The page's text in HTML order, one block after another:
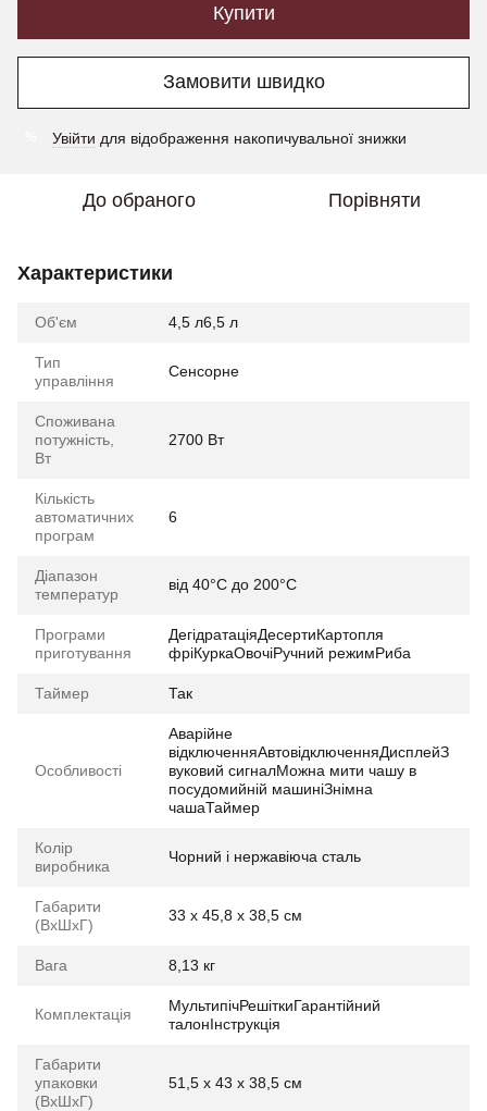
Купити
Замовити швидко
Увійти для відображення накопичувальної знижки
До обраного Порівняти
Характеристики
Об'єм 4,5 л6,5 л
Тип
управління
Сенсорне
Споживана
потужність,
Вт
2700 Вт
Кількість
автоматичних
програм
6
Діапазон
температур
від 40°С до 200°С
Програми
приготування
ДегідратаціяДесертиКартопля
фріКуркаОвочіРучний режимРиба
Таймер Так
Особливості
Аварійне
відключенняАвтовідключенняДисплейЗ
вуковий сигналМожна мити чашу в
посудомийній машиніЗнімна
чашаТаймер
Колір
виробника
Чорний і нержавіюча сталь
Габарити
(ВхШхГ)
33 х 45,8 х 38,5 см
Вага 8,13 кг
Комплектація
МультипічРешіткиГарантійний
талонІнструкція
Габарити
упаковки
(ВхШхГ)
51,5 x 43 x 38,5 см